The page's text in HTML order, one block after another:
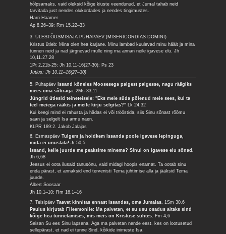
hõlpsamaks, vaid oleksid kõige kiuste veendunud, et Jumal tahab neid
tarvitada just nendes olukordades ja nendes tingimustes.
Harri Haamer
Ap 8,26–39; Rm 15,22–33
3. ÜLESTÕUSMISAJA PÜHAPÄEV (MISERICORDIAS DOMINI)
Kristus ütleb: Mina olen hea karjane. Minu lambad kuulevad minu häält ja mina
tunnen neid ja nad järgnevad mulle ning ma annan neile igavese elu.Jh
10,11.27.28
1Pt 2,21b-25; Jh 10,11-16(27-30); Ps 23
Jutlus: Jh 10,11–16(27–30)
5. Pühapäev Issand kõneles Moosesega palgest palgesse, nagu räägiks
mees oma sõbraga.2Ms 33,11
Jüngrid ütlesid teineteisele: "Eks meie süda põlenud meie sees, kui ta
teel meiega rääkis ja meile kirju selgitas?" Lk 24,32
Kui keegi mind ei rahusta ja hädas ei või trööstida, siis Sinu sõnast rõõmu
saan ja selgelt Isa armu näen.
KLPR 189:2. Jakob Jalajas
6. EsmaspäevTulgem ja hoidkem Issanda poole igavese lepinguga,
mida ei unustata!Jr 50,5
Issand, kelle juurde me peaksime minema? Sinul on igavese elu sõnad.
Jh 6,68
Jeesus ei oota ilusaid tänusõnu, vaid midagi hoopis enamat. Ta ootab sinu
enda pärast, et annaksid end tervenisti Tema juhtimise alla ja jääksid Tema
juurde.
Albert Soosaar
Jh 10,1–10; Rm 16,1–16
7. TeisipäevTaavet kinnitas ennast Issandas, oma Jumalas. 1Sm 30,6
Paulus kirjutab Fileemonile: Ma palvetan, et su usu osadus aitaks sind
kõige hea tunnetamises, mis meis on Kristuse suhtes. Fm 4,6
Seisan Su ees Sinu lapsena. Aga ma palvetan nende eest, kes on lootusetud
sellepärast, et nad ei tunne Sind, kõikide inimeste Isa.